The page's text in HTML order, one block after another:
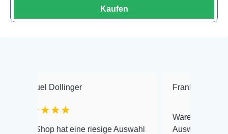
Kaufen
hat eine riesige Auswahl
Frank Hackmayer
Warenanlieferung Top und
Auswahl plus